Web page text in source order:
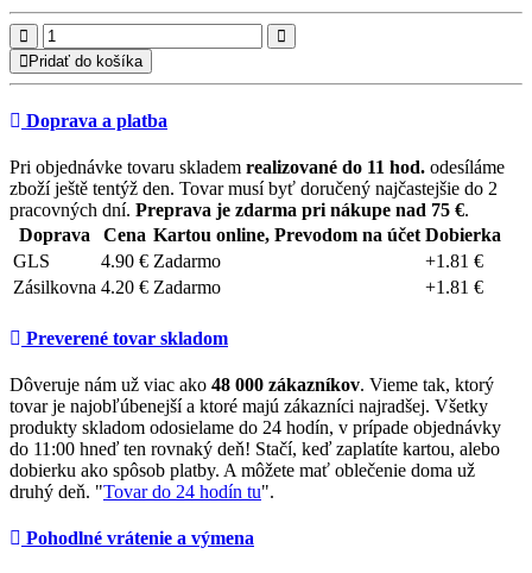
Pridať do košíka
Doprava a platba
Pri objednávke tovaru skladem realizované do 11 hod. odesíláme
zboží ještě tentýž den. Tovar musí byť doručený najčastejšie do 2
pracovných dní. Preprava je zdarma pri nákupe nad 75 €.
Doprava
Cena Kartou online, Prevodom na účet Dobierka
GLS
4.90 € Zadarmo
+1.81 €
Zásilkovna 4.20 € Zadarmo +1.81 €
Preverené tovar skladom
Dôveruje nám už viac ako 48 000 zákazníkov. Vieme tak, ktorý
tovar je najobľúbenejší a ktoré majú zákazníci najradšej. Všetky
produkty skladom odosielame do 24 hodín, v prípade objednávky
do 11:00 hneď ten rovnaký deň! Stačí, keď zaplatíte kartou, alebo
dobierku ako spôsob platby. A môžete mať oblečenie doma už
druhý deň. "Tovar do 24 hodín tu".
Pohodlné vrátenie a výmena